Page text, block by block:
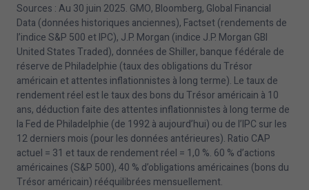
Sources : Au 30 juin 2025. GMO, Bloomberg, Global Financial
Data (données historiques anciennes), Factset (rendements de
l’indice S&P 500 et IPC), J.P. Morgan (indice J.P. Morgan GBI
United States Traded), données de Shiller, banque fédérale de
réserve de Philadelphie (taux des obligations du Trésor
américain et attentes inflationnistes à long terme). Le taux de
rendement réel est le taux des bons du Trésor américain à 10
ans, déduction faite des attentes inflationnistes à long terme de
la Fed de Philadelphie (de 1992à aujourd’hui) ou de l’IPC sur les
12derniers mois (pour les données antérieures). Ratio CAP
actuel = 31 et taux de rendement réel = 1,0 %. 60 % d’actions
américaines (S&P 500),40 % d’obligations américaines (bons du
Trésor américain) rééquilibrées mensuellement.